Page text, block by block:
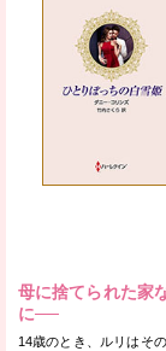
母に捨てられた家
に──
14歳のとき、ルリはそ